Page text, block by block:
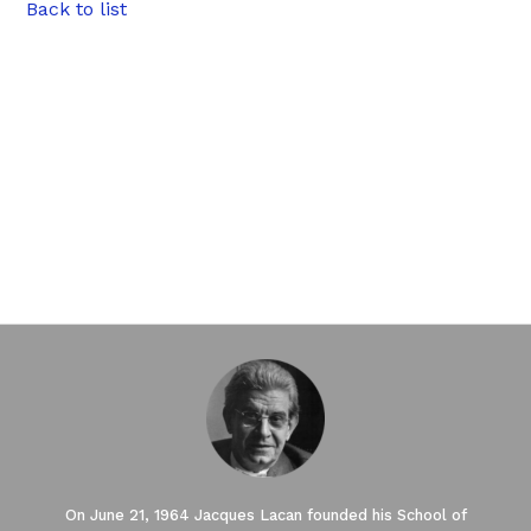
Back to list
On June 21, 1964 Jacques Lacan founded his School of